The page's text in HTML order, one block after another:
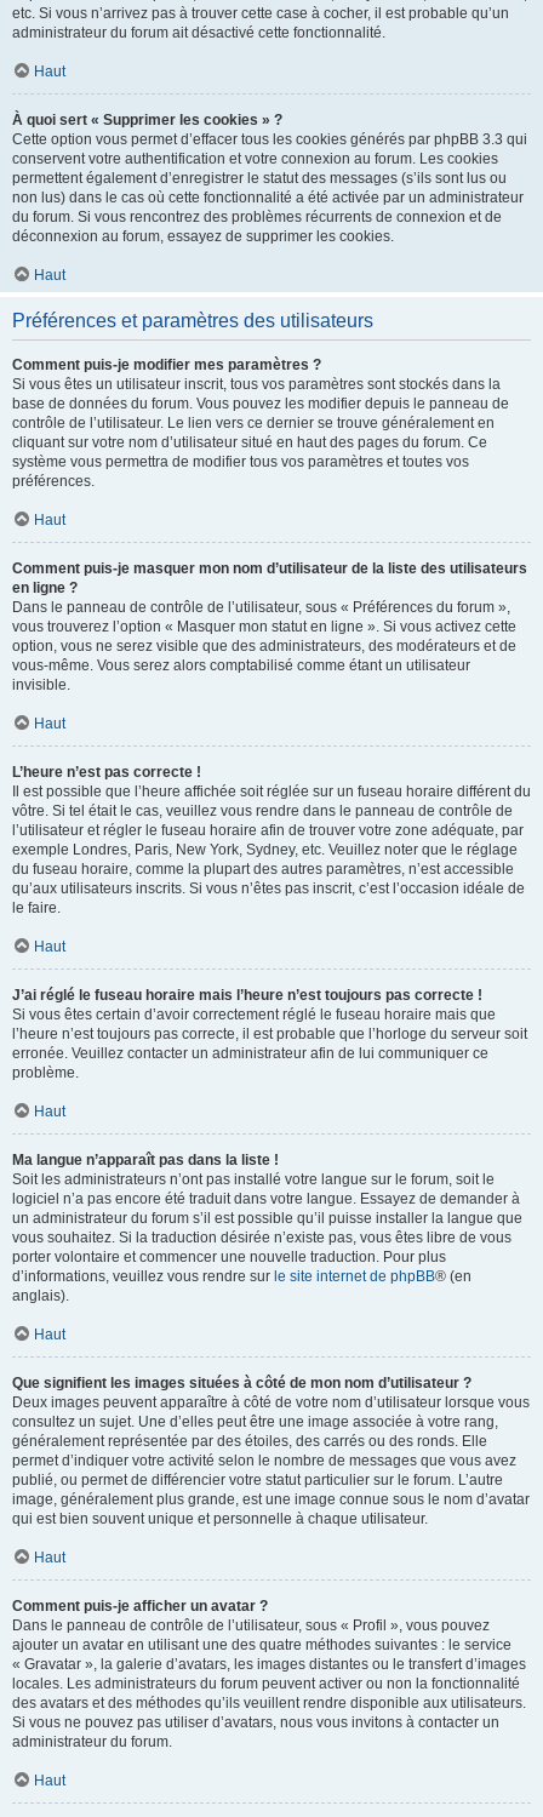
etc. Si vous n’arrivez pas à trouver cette case à cocher, il est probable qu’un
administrateur du forum ait désactivé cette fonctionnalité.
Haut
À quoi sert « Supprimer les cookies » ?
Cette option vous permet d’effacer tous les cookies générés par phpBB 3.3 qui
conservent votre authentification et votre connexion au forum. Les cookies
permettent également d’enregistrer le statut des messages (s’ils sont lus ou
non lus) dans le cas où cette fonctionnalité a été activée par un administrateur
du forum. Si vous rencontrez des problèmes récurrents de connexion et de
déconnexion au forum, essayez de supprimer les cookies.
Haut
Préférences et paramètres des utilisateurs
Comment puis-je modifier mes paramètres ?
Si vous êtes un utilisateur inscrit, tous vos paramètres sont stockés dans la
base de données du forum. Vous pouvez les modifier depuis le panneau de
contrôle de l’utilisateur. Le lien vers ce dernier se trouve généralement en
cliquant sur votre nom d’utilisateur situé en haut des pages du forum. Ce
système vous permettra de modifier tous vos paramètres et toutes vos
préférences.
Haut
Comment puis-je masquer mon nom d’utilisateur de la liste des utilisateurs
en ligne ?
Dans le panneau de contrôle de l’utilisateur, sous « Préférences du forum »,
vous trouverez l’option « Masquer mon statut en ligne ». Si vous activez cette
option, vous ne serez visible que des administrateurs, des modérateurs et de
vous-même. Vous serez alors comptabilisé comme étant un utilisateur
invisible.
Haut
L’heure n’est pas correcte !
Il est possible que l’heure affichée soit réglée sur un fuseau horaire différent du
vôtre. Si tel était le cas, veuillez vous rendre dans le panneau de contrôle de
l’utilisateur et régler le fuseau horaire afin de trouver votre zone adéquate, par
exemple Londres, Paris, New York, Sydney, etc. Veuillez noter que le réglage
du fuseau horaire, comme la plupart des autres paramètres, n’est accessible
qu’aux utilisateurs inscrits. Si vous n’êtes pas inscrit, c’est l’occasion idéale de
le faire.
Haut
J’ai réglé le fuseau horaire mais l’heure n’est toujours pas correcte !
Si vous êtes certain d’avoir correctement réglé le fuseau horaire mais que
l’heure n’est toujours pas correcte, il est probable que l’horloge du serveur soit
erronée. Veuillez contacter un administrateur afin de lui communiquer ce
problème.
Haut
Ma langue n’apparaît pas dans la liste !
Soit les administrateurs n’ont pas installé votre langue sur le forum, soit le
logiciel n’a pas encore été traduit dans votre langue. Essayez de demander à
un administrateur du forum s’il est possible qu’il puisse installer la langue que
vous souhaitez. Si la traduction désirée n’existe pas, vous êtes libre de vous
porter volontaire et commencer une nouvelle traduction. Pour plus
d’informations, veuillez vous rendre sur le site internet de phpBB® (en
anglais).
Haut
Que signifient les images situées à côté de mon nom d’utilisateur ?
Deux images peuvent apparaître à côté de votre nom d’utilisateur lorsque vous
consultez un sujet. Une d’elles peut être une image associée à votre rang,
généralement représentée par des étoiles, des carrés ou des ronds. Elle
permet d’indiquer votre activité selon le nombre de messages que vous avez
publié, ou permet de différencier votre statut particulier sur le forum. L’autre
image, généralement plus grande, est une image connue sous le nom d’avatar
qui est bien souvent unique et personnelle à chaque utilisateur.
Haut
Comment puis-je afficher un avatar ?
Dans le panneau de contrôle de l’utilisateur, sous « Profil », vous pouvez
ajouter un avatar en utilisant une des quatre méthodes suivantes : le service
« Gravatar », la galerie d’avatars, les images distantes ou le transfert d’images
locales. Les administrateurs du forum peuvent activer ou non la fonctionnalité
des avatars et des méthodes qu’ils veuillent rendre disponible aux utilisateurs.
Si vous ne pouvez pas utiliser d’avatars, nous vous invitons à contacter un
administrateur du forum.
Haut